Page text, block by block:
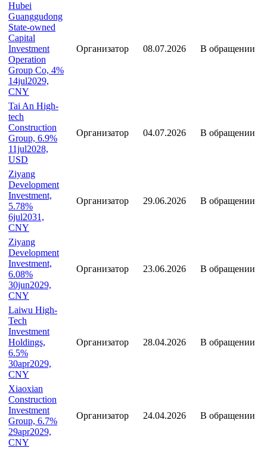
Hubei
Guanggudong
State-owned
Capital
Investment
Operation
Group Co, 4%
14jul2029,
CNY
Организатор 08.07.2026 В обращении
Tai An High-
tech
Construction
Group, 6.9%
11jul2028,
USD
Организатор 04.07.2026 В обращении
Ziyang
Development
Investment,
5.78%
6jul2031,
CNY
Организатор 29.06.2026 В обращении
Ziyang
Development
Investment,
6.08%
30jun2029,
CNY
Организатор 23.06.2026 В обращении
Laiwu High-
Tech
Investment
Holdings,
6.5%
30apr2029,
CNY
Организатор 28.04.2026 В обращении
Xiaoxian
Construction
Investment
Group, 6.7%
29apr2029,
CNY
Организатор 24.04.2026 В обращении